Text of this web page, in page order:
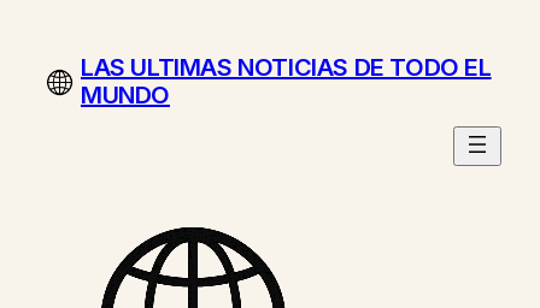
contenidoLAS ULTIMAS NOTICIAS DE TODO EL
MUNDO